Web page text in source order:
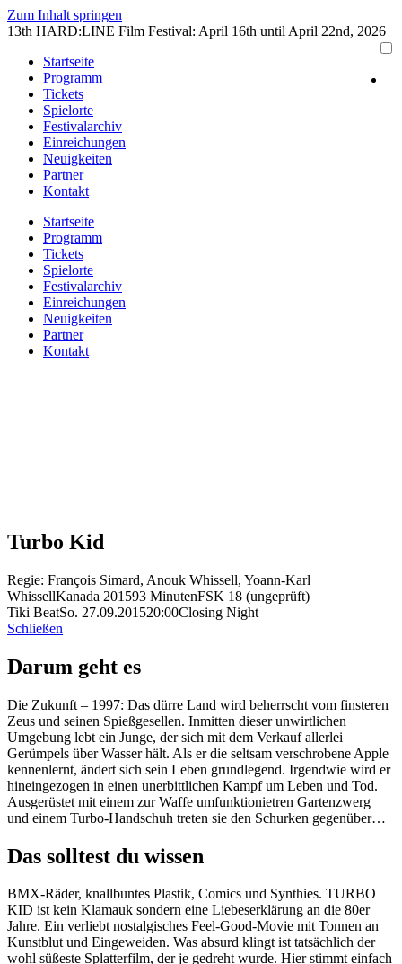
Zum Inhalt springen
13th HARD:LINE Film Festival: April 16th until April 22nd, 2026
Startseite
Programm
Tickets
Spielorte
Festivalarchiv
Einreichungen
Neuigkeiten
Partner
Kontakt
Startseite
Programm
Tickets
Spielorte
Festivalarchiv
Einreichungen
Neuigkeiten
Partner
Kontakt
Turbo Kid
Regie: François Simard, Anouk Whissell, Yoann-Karl
WhissellKanada 201593 MinutenFSK 18 (ungeprüft)
Tiki BeatSo. 27.09.201520:00Closing Night
Schließen
Darum geht es
Die Zukunft – 1997: Das dürre Land wird beherrscht vom finsteren
Zeus und seinen Spießgesellen. Inmitten dieser unwirtlichen
Umgebung lebt ein Junge, der sich mit dem Verkauf allerlei
Gerümpels über Wasser hält. Als er die seltsam verschrobene Apple
kennenlernt, ändert sich sein Leben grundlegend. Irgendwie wird er
hineingezogen in einen unerbittlichen Kampf um Leben und Tod.
Ausgerüstet mit einem zur Waffe umfunktionietren Gartenzwerg
und einem Turbo-Handschuh treten sie den Schurken gegenüber…
Das solltest du wissen
BMX-Räder, knallbuntes Plastik, Comics und Synthies. TURBO
KID ist kein Klamauk sondern eine Liebeserklärung an die 80er
Jahre. Ein verliebt nostalgisches Feel-Good-Movie mit Tonnen an
Kunstblut und Eingeweiden. Was absurd klingt ist tatsächlich der
wohl süßeste Splatterfilm, der je gedreht wurde. Hier stimmt einfach